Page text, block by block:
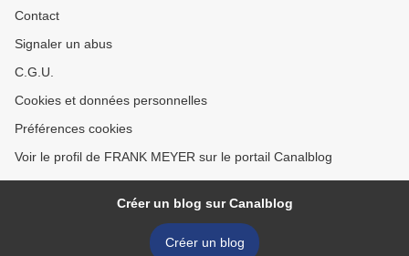
Contact
Signaler un abus
C.G.U.
Cookies et données personnelles
Préférences cookies
Voir le profil de FRANK MEYER sur le portail Canalblog
Créer un blog sur Canalblog
Créer un blog